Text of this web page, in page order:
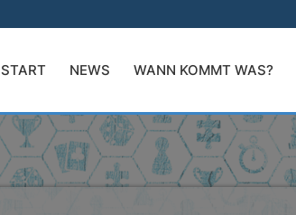
START NEWS WANN KOMMT WAS?